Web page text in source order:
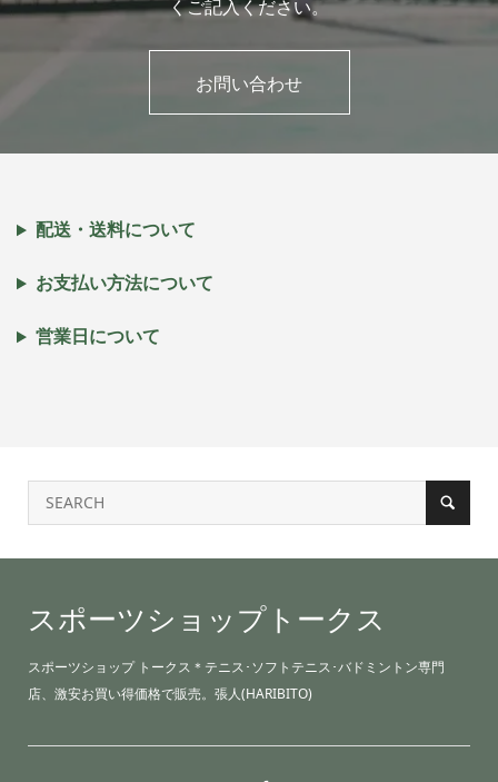
くご記入ください。
お問い合わせ
配送・送料について
お支払い方法について
営業日について
スポーツショップトークス
スポーツショップ トークス＊テニス･ソフトテニス･バドミントン専門
店、激安お買い得価格で販売。張人(HARIBITO)